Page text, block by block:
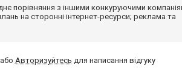
порівняння з іншими конкуруючими
на сторонні інтернет-ресурси; реклама та
або Авторизуйтесь для написання відгуку